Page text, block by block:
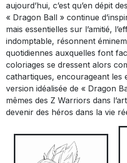
aujourd’hui, c’est qu’en dépit
« Dragon Ball » continue
mais essentielles sur l’amitié,
indomptable, résonnent
quotidiennes auxquelles font
coloriages se dressent alors
cathartiques, encourageant
version idéalisée de « Dragon
mêmes des Z Warriors dans
devenir des héros dans la vie